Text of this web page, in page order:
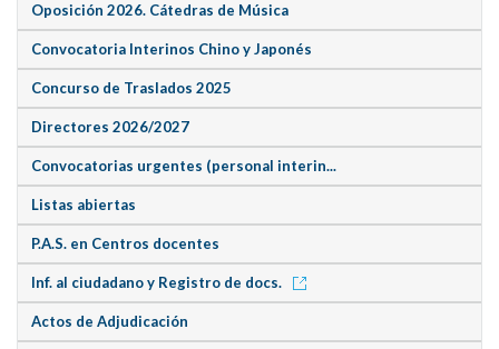
Oposición 2026. Cátedras de Música
Convocatoria Interinos Chino y Japonés
Concurso de Traslados 2025
Directores 2026/2027
Convocatorias urgentes (personal interin...
Listas abiertas
P.A.S. en Centros docentes
Inf. al ciudadano y Registro de docs.
Actos de Adjudicación